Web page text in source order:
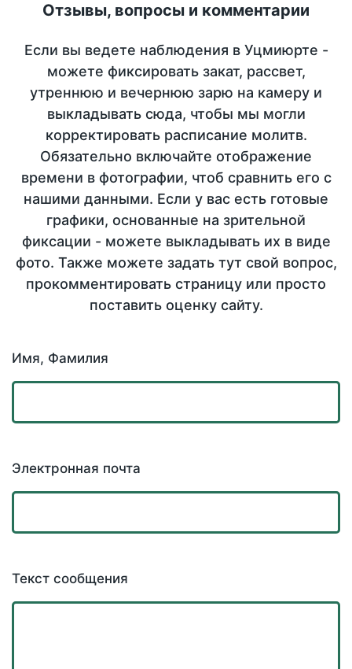
Отзывы, вопросы и комментарии
Если вы ведете наблюдения в Уцмиюрте -
можете фиксировать закат, рассвет,
утреннюю и вечернюю зарю на камеру и
выкладывать сюда, чтобы мы могли
корректировать расписание молитв.
Обязательно включайте отображение
времени в фотографии, чтоб сравнить его с
нашими данными. Если у вас есть готовые
графики, основанные на зрительной
фиксации - можете выкладывать их в виде
фото. Также можете задать тут свой вопрос,
прокомментировать страницу или просто
поставить оценку сайту.
Имя, Фамилия
Электронная почта
Текст сообщения